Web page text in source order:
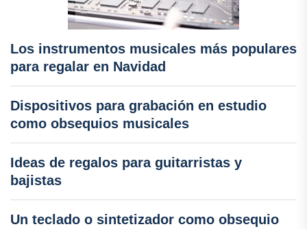
Los instrumentos musicales más populares
para regalar en Navidad
Dispositivos para grabación en estudio
como obsequios musicales
Ideas de regalos para guitarristas y
bajistas
Un teclado o sintetizador como obsequio